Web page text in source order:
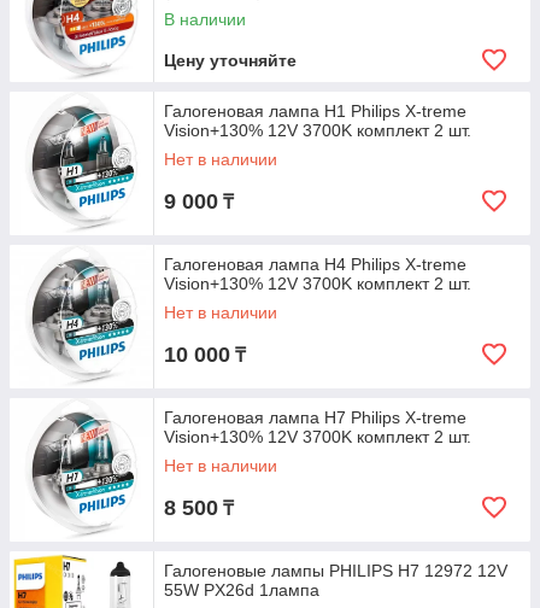
В наличии
Цену уточняйте
Галогеновая лампа H1 Philips X-treme
Vision+130% 12V 3700K комплект 2 шт.
Нет в наличии
9 000 ₸
Галогеновая лампа H4 Philips X-treme
Vision+130% 12V 3700K комплект 2 шт.
Нет в наличии
10 000 ₸
Галогеновая лампа H7 Philips X-treme
Vision+130% 12V 3700K комплект 2 шт.
Нет в наличии
8 500 ₸
Галогеновые лампы PHILIPS H7 12972 12V
55W PX26d 1лампа